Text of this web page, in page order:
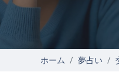
ホーム 夢占い